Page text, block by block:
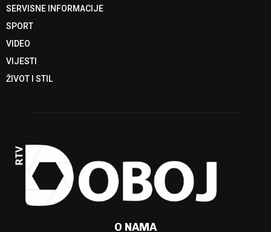
SERVISNE INFORMACIJE
SPORT
VIDEO
VIJESTI
ŽIVOT I STIL
O NAMA